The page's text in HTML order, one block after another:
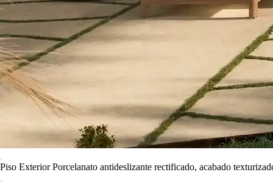
Piso Exterior Porcelanato antideslizante rectificado, acabado